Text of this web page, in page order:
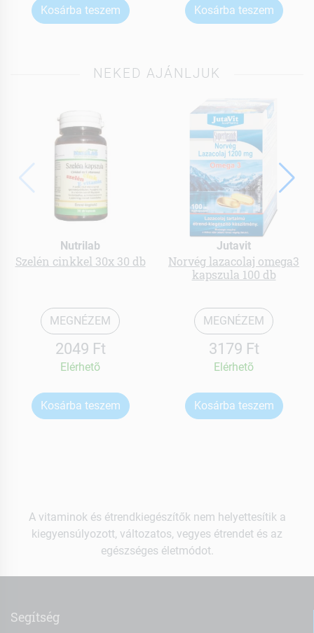
Kosárba teszem Kosárba teszem
NEKED AJÁNLJUK
Nutrilab
Szelén cinkkel 30x 30 db
MEGNÉZEM
2049 Ft
Elérhetõ
Kosárba teszem
Jutavit
Norvég lazacolaj omega3
kapszula 100 db
MEGNÉZEM
3179 Ft
Elérhetõ
Kosárba teszem
A vitaminok és étrendkiegészítők nem helyettesítik a
kiegyensúlyozott, változatos, vegyes étrendet és az
egészséges életmódot.
Segítség